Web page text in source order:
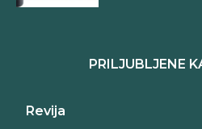
PRILJUBLJENE
Revija